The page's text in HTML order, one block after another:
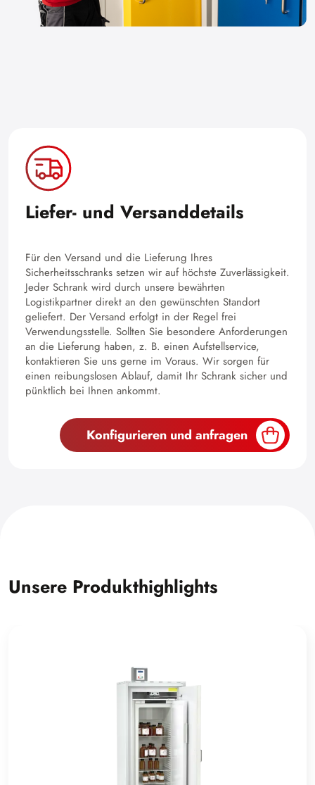
Liefer- und Versanddetails
Für den Versand und die Lieferung Ihres
Sicherheitsschranks setzen wir auf höchste Zuverlässigkeit.
Jeder Schrank wird durch unsere bewährten
Logistikpartner direkt an den gewünschten Standort
geliefert. Der Versand erfolgt in der Regel frei
Verwendungsstelle. Sollten Sie besondere Anforderungen
an die Lieferung haben, z. B. einen Aufstellservice,
kontaktieren Sie uns gerne im Voraus. Wir sorgen für
einen reibungslosen Ablauf, damit Ihr Schrank sicher und
pünktlich bei Ihnen ankommt.
Konfigurieren und anfragen
Unsere Produkthighlights